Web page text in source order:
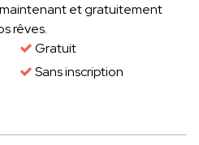
et gratuitement
rêves.
Gratuit
Sans inscription